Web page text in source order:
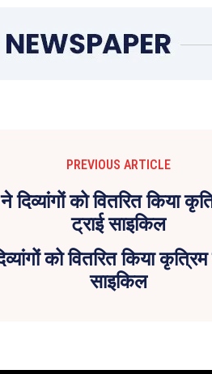
PREVIOUS ARTICLE
को वितरित किया
साइकिल